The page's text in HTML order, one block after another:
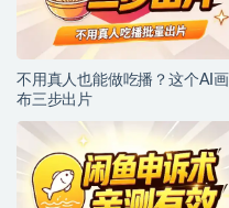
不用真人也能做吃播？这个AI画
布三步出片